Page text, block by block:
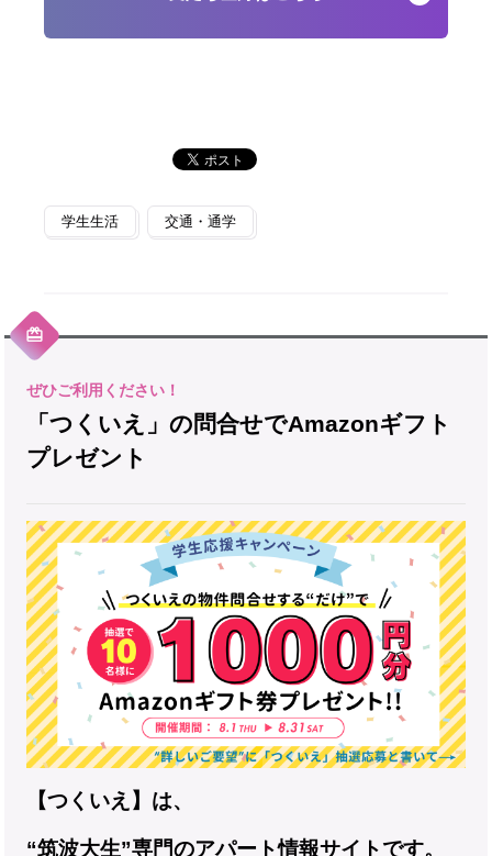
学生生活 交通・通学
「つくいえ」の問合せでAmazonギフト
プレゼント
【つくいえ】は、
“筑波大生”専門のアパート情報サイトです。